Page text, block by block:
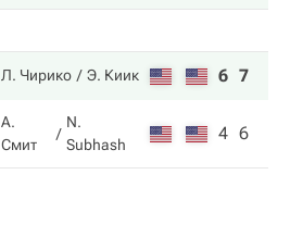
Л. Чирико Э. Киик 6 7
А.
Смит
N.
Subhash
4 6